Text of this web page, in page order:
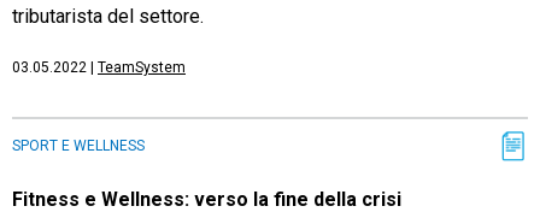
tributarista del settore.
03.05.2022 TeamSystem
SPORT E WELLNESS
Fitness e Wellness: verso la fine della crisi